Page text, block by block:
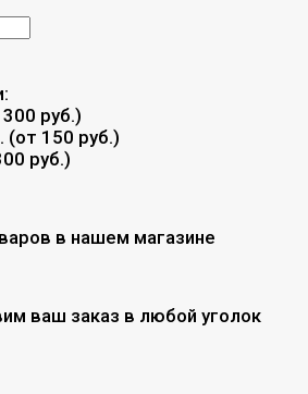
руб.)
(от 150 руб.)
руб.)
в нашем магазине
ваш заказ в любой уголок